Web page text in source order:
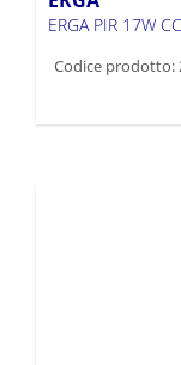
ERGA PIR 17W
Codice prodotto: